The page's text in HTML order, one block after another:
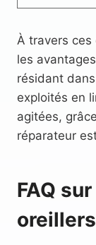
À travers
les
résidant
exploités en
agitées,
réparateur
FAQ